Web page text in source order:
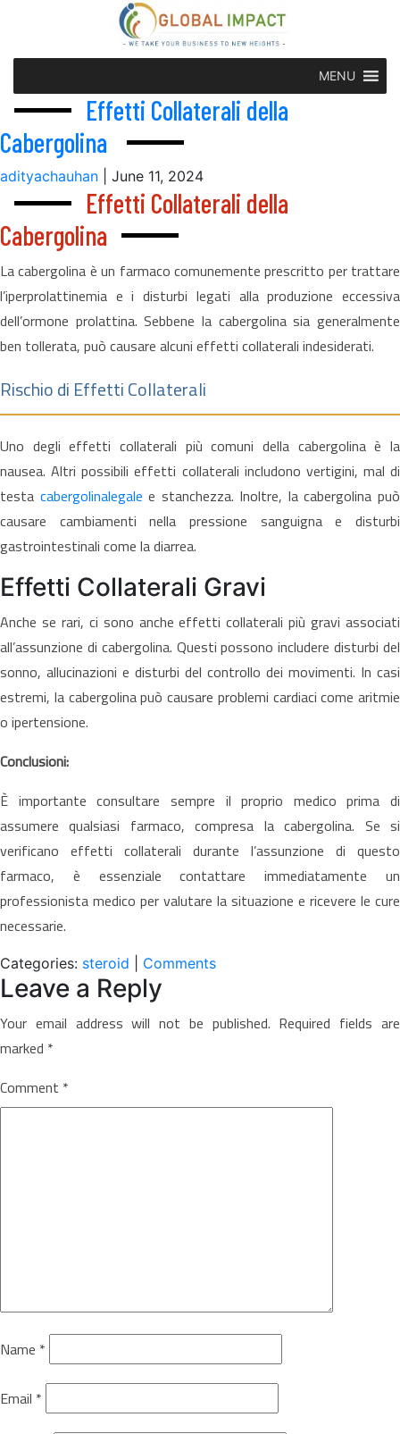
MENU
Effetti Collaterali della
Cabergolina
adityachauhan June 11, 2024
Effetti Collaterali della
Cabergolina
La cabergolina è un farmaco comunemente prescritto per trattare
l’iperprolattinemia e i disturbi legati alla produzione eccessiva
dell’ormone prolattina. Sebbene la cabergolina sia generalmente
ben tollerata, può causare alcuni effetti collaterali indesiderati.
Rischio di Effetti Collaterali
Uno degli effetti collaterali più comuni della cabergolina è la
nausea. Altri possibili effetti collaterali includono vertigini, mal di
testa cabergolinalegale e stanchezza. Inoltre, la cabergolina può
causare cambiamenti nella pressione sanguigna e disturbi
gastrointestinali come la diarrea.
Effetti Collaterali Gravi
Anche se rari, ci sono anche effetti collaterali più gravi associati
all’assunzione di cabergolina. Questi possono includere disturbi del
sonno, allucinazioni e disturbi del controllo dei movimenti. In casi
estremi, la cabergolina può causare problemi cardiaci come aritmie
o ipertensione.
Conclusioni:
È importante consultare sempre il proprio medico prima di
assumere qualsiasi farmaco, compresa la cabergolina. Se si
verificano effetti collaterali durante l’assunzione di questo
farmaco, è essenziale contattare immediatamente un
professionista medico per valutare la situazione e ricevere le cure
necessarie.
Categories: steroid Comments
Leave a Reply
Your email address will not be published. Required fields are
marked *
Comment *
Name *
Email *